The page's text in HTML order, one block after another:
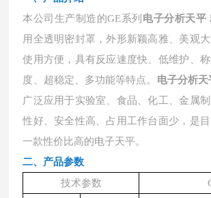
本公司生产制造的GE系列 电子分析天平
用全透明密封罩，外形新颖高雅、美观大
使用方便，具有反应速度快、低维护、
度、超稳定、多功能等特点。 电子分析
广泛应用于实验室、食品、化工、金属
性好、安全性高、占用工作台面少，是
一款性价比高的电子天平。
二、 产品参数
技术参数